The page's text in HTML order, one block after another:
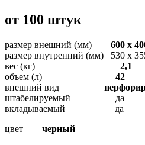
от 100 штук
размер внешний (мм) 600 х
размер внутренний (мм) 530 х
вес (кг) 2,1
объем (л)
42
внешний вид
штабелируемый да
вкладываемый да
цвет черный